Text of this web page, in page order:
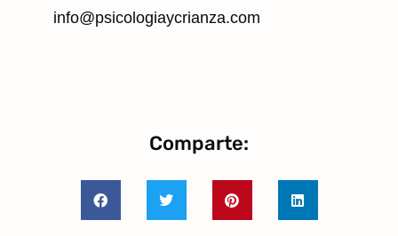
info@psicologiaycrianza.com
Comparte: